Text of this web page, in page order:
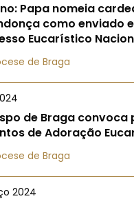
Papa nomeia
como enviado
Eucarístico
de Braga
de Braga convoca
de Adoração
de Braga
2024